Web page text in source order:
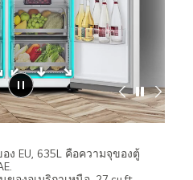
ง EU, 635L คือความจุของตู้